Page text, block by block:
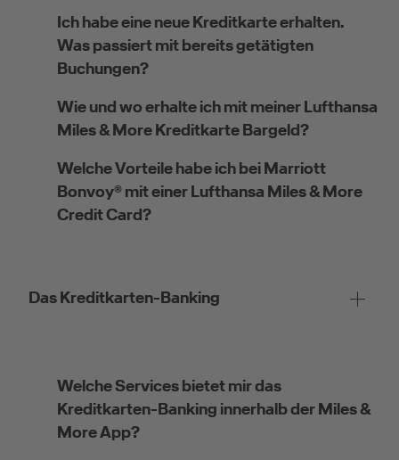
Ich habe eine neue Kreditkarte erhalten.
Was passiert mit bereits getätigten
Buchungen?
Wie und wo erhalte ich mit meiner Lufthansa
Miles & More Kreditkarte Bargeld?
Welche Vorteile habe ich bei Marriott
Bonvoy® mit einer Lufthansa Miles & More
Credit Card?
Das Kreditkarten-Banking
Welche Services bietet mir das
Kreditkarten-Banking innerhalb der Miles &
More App?
Kreditkarte beantragen
Suchen Sie eine Kreditkarte für die private oder
geschäftliche Nutzung? Oder möchten Sie
gewünschten Antrag.
Geschäftliche Nutzung